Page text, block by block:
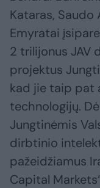
Kataras,
Emyratai
2 trilijonus JAV
projektus
kad jie taip pat
technologijų.
Jungtinėmis
dirbtinio
pažeidžiamus
Capital